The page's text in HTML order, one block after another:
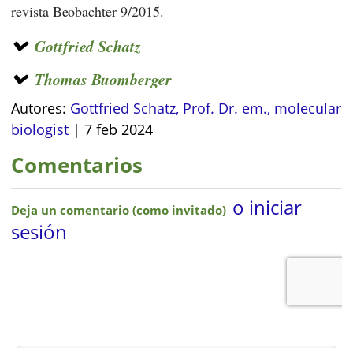
revista Beobachter 9/2015.
Gottfried Schatz
Thomas Buomberger
Autores: Gottfried Schatz, Prof. Dr. em., molecular
biologist | 7 feb 2024
Comentarios